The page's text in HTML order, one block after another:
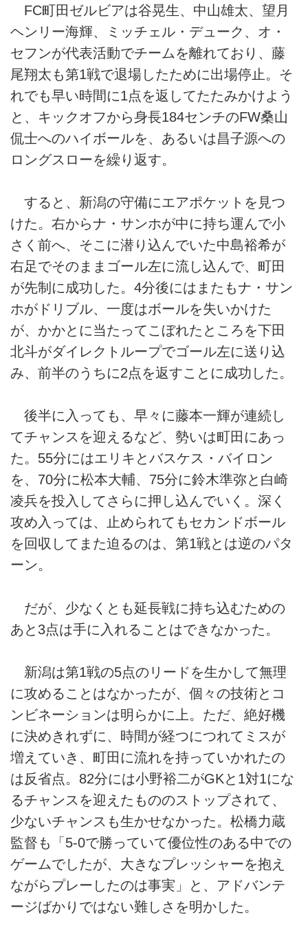
FC町田ゼルビアは谷晃生、中山雄太、望月
ヘンリー海輝、ミッチェル・デューク、オ・
セフンが代表活動でチームを離れており、藤
尾翔太も第1戦で退場したために出場停止。そ
れでも早い時間に1点を返してたたみかけよう
と、キックオフから身長184センチのFW桑山
侃士へのハイボールを、あるいは昌子源への
ロングスローを繰り返す。
すると、新潟の守備にエアポケットを見つ
けた。右からナ・サンホが中に持ち運んで小
さく前へ、そこに潜り込んでいた中島裕希が
右足でそのままゴール左に流し込んで、町田
が先制に成功した。4分後にはまたもナ・サン
ホがドリブル、一度はボールを失いかけた
が、かかとに当たってこぼれたところを下田
北斗がダイレクトループでゴール左に送り込
み、前半のうちに2点を返すことに成功した。
後半に入っても、早々に藤本一輝が連続し
てチャンスを迎えるなど、勢いは町田にあっ
た。55分にはエリキとバスケス・バイロン
を、70分に松本大輔、75分に鈴木準弥と白崎
凌兵を投入してさらに押し込んでいく。深く
攻め入っては、止められてもセカンドボール
を回収してまた迫るのは、第1戦とは逆のパタ
ーン。
だが、少なくとも延長戦に持ち込むための
あと3点は手に入れることはできなかった。
新潟は第1戦の5点のリードを生かして無理
に攻めることはなかったが、個々の技術とコ
ンビネーションは明らかに上。ただ、絶好機
に決めきれずに、時間が経つにつれてミスが
増えていき、町田に流れを持っていかれたの
は反省点。82分には小野裕二がGKと1対1にな
るチャンスを迎えたもののストップされて、
少ないチャンスも生かせなかった。松橋力蔵
監督も「5-0で勝っていて優位性のある中での
ゲームでしたが、大きなプレッシャーを抱え
ながらプレーしたのは事実」と、アドバンテ
ージばかりではない難しさを明かした。